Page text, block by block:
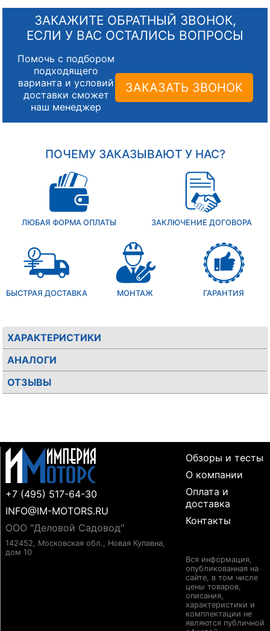
ЗАКАЖИТЕ ОБРАТНЫЙ ЗВОНОК,
ЕСЛИ У ВАС ОСТАЛИСЬ ВОПРОСЫ
Помочь с подбором
подходящего
варианта и условий
доставки сможет
наш менеджер
ЗАКАЗАТЬ ЗВОНОК
ПОЧЕМУ ЗАКАЗЫВАЮТ У НАС?
ЛЮБАЯ ФОРМА ОПЛАТЫ ЗАКЛЮЧЕНИЕ ДОГОВОРА
БЫСТРАЯ ДОСТАВКА МОНТАЖ ГАРАНТИЯ
ХАРАКТЕРИСТИКИ
АНАЛОГИ
ОТЗЫВЫ
+7 (495) 517-64-30
INFO@IM-MOTORS.RU
ООО "Деловой Садовод"
142452, Московская обл., Новая Купавна,
дом 10
Обзоры и тесты
О компании
Оплата и
доставка
Контакты
Вся информация,
опубликованная на
сайте, в том числе
цены товаров,
описания,
характеристики и
комплектации не
являются публичной